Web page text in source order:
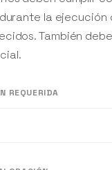
la ejecución
También
REQUERIDA